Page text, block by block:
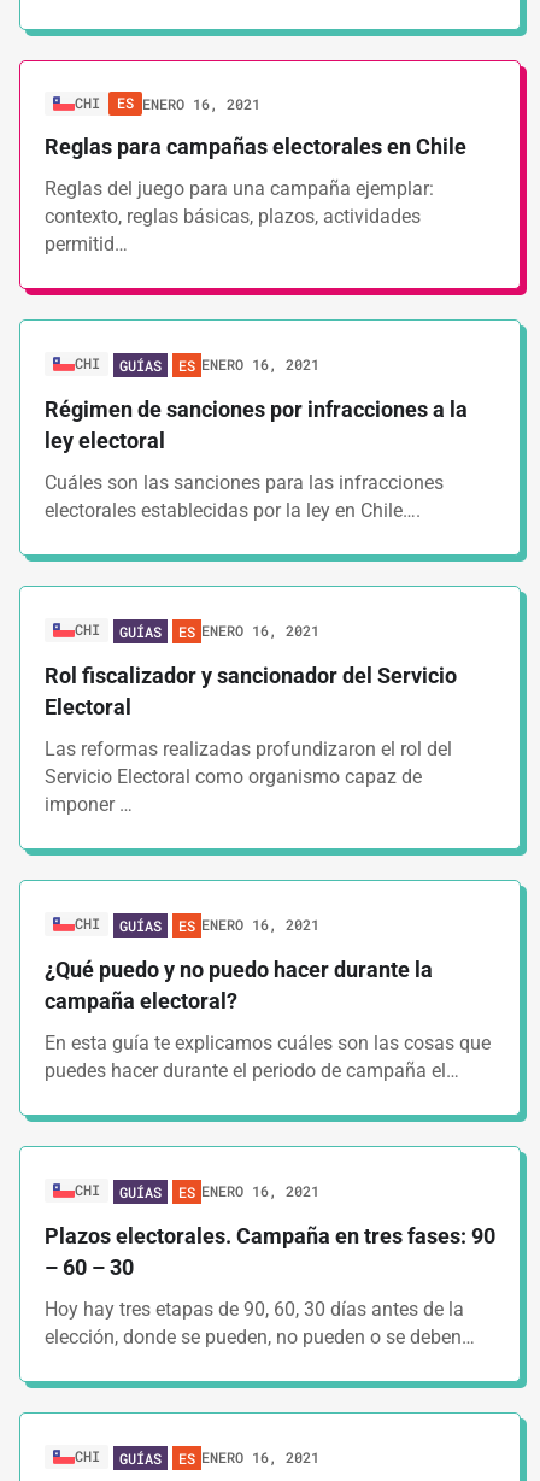
CHI ES ENERO 16, 2021
Reglas para campañas electorales en Chile
Reglas del juego para una campaña ejemplar:
contexto, reglas básicas, plazos, actividades
permitid…
CHI GUÍAS ES ENERO 16, 2021
Régimen de sanciones por infracciones a la
ley electoral
Cuáles son las sanciones para las infracciones
electorales establecidas por la ley en Chile….
CHI GUÍAS ES ENERO 16, 2021
Rol fiscalizador y sancionador del Servicio
Electoral
Las reformas realizadas profundizaron el rol del
Servicio Electoral como organismo capaz de
imponer …
CHI GUÍAS ES ENERO 16, 2021
¿Qué puedo y no puedo hacer durante la
campaña electoral?
En esta guía te explicamos cuáles son las cosas que
puedes hacer durante el periodo de campaña el…
CHI GUÍAS ES ENERO 16, 2021
Plazos electorales. Campaña en tres fases: 90
– 60 – 30
Hoy hay tres etapas de 90, 60, 30 días antes de la
elección, donde se pueden, no pueden o se deben…
CHI GUÍAS ES ENERO 16, 2021